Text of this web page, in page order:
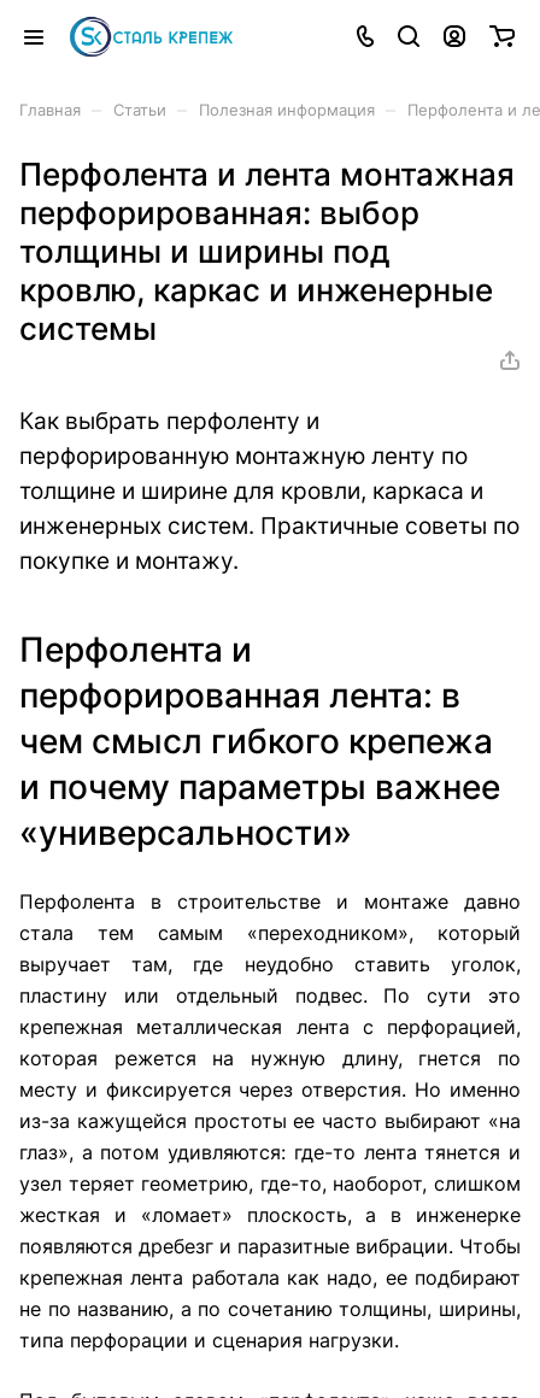
Главная Статьи Полезная информация Перфолента и
Перфолента и лента монтажная
перфорированная: выбор
толщины и ширины под
кровлю, каркас и инженерные
системы
Как выбрать перфоленту и
перфорированную монтажную ленту по
толщине и ширине для кровли, каркаса и
инженерных систем. Практичные советы по
покупке и монтажу.
Перфолента и
перфорированная лента: в
чем смысл гибкого крепежа
и почему параметры важнее
«универсальности»
Перфолента в строительстве и монтаже давно
стала тем самым «переходником», который
выручает там, где неудобно ставить уголок,
пластину или отдельный подвес. По сути это
крепежная металлическая лента с перфорацией,
которая режется на нужную длину, гнется по
месту и фиксируется через отверстия. Но именно
из-за кажущейся простоты ее часто выбирают «на
глаз», а потом удивляются: где-то лента тянется и
узел теряет геометрию, где-то, наоборот, слишком
жесткая и «ломает» плоскость, а в инженерке
появляются дребезг и паразитные вибрации. Чтобы
крепежная лента работала как надо, ее подбирают
не по названию, а по сочетанию толщины, ширины,
типа перфорации и сценария нагрузки.